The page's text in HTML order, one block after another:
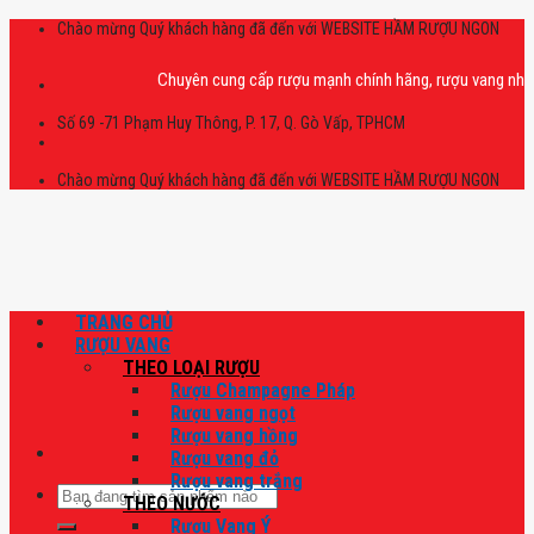
Skip
Chào mừng Quý khách hàng đã đến với WEBSITE HẦM RƯỢU NGON
Chuyên cung cấp rượu mạnh chính hãng, rượu vang nhập
Số 69 -71 Phạm Huy Thông, P. 17, Q. Gò Vấp, TPHCM
Chào mừng Quý khách hàng đã đến với WEBSITE HẦM RƯỢU NGON
Tìm
kiếm:
TRANG CHỦ
RƯỢU VANG
THEO LOẠI RƯỢU
Rượu Champagne Pháp
Rượu vang ngọt
Rượu vang hồng
Rượu vang đỏ
Rượu vang trắng
THEO NƯỚC
Rượu Vang Ý